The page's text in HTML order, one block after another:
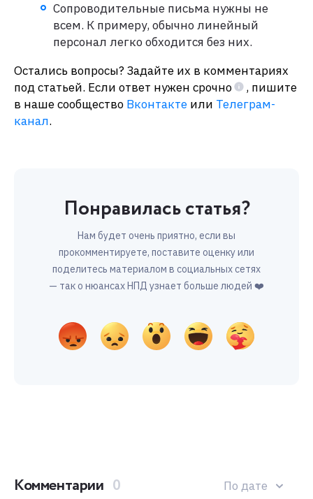
Сопроводительные письма нужны не
всем. К примеру, обычно линейный
персонал легко обходится без них.
Остались вопросы? Задайте их в комментариях
под статьей. Если ответ нужен срочно
, пишите
в наше сообщество Вконтакте или Телеграм-
канал.
Понравилась статья?
Нам будет очень приятно, если вы
прокомментируете, поставите оценку или
поделитесь материалом в социальных сетях
— так о нюансах НПД узнает больше людей ❤️
Комментарии 0 По дате